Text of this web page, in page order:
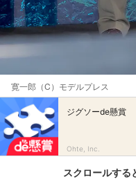
寛一郎（C）モデルプレス
ジグソーde懸賞
Ohte, Inc.
スクロールする